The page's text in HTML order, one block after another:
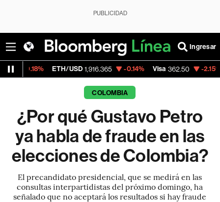
PUBLICIDAD
Ingresar
ETH/USD 1,916.365 -0.14% Visa 362.50 -2.15%
COLOMBIA
¿Por qué Gustavo Petro
ya habla de fraude en las
elecciones de Colombia?
El precandidato presidencial, que se medirá en las
consultas interpartidistas del próximo domingo, ha
señalado que no aceptará los resultados si hay fraude